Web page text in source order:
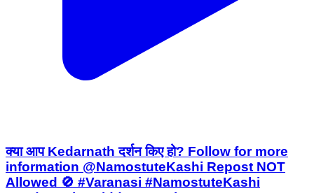
क्या आप Kedarnath दर्शन किए हो? Follow for more
information @NamostuteKashi Repost NOT
Allowed 🚫 #Varanasi #NamostuteKashi